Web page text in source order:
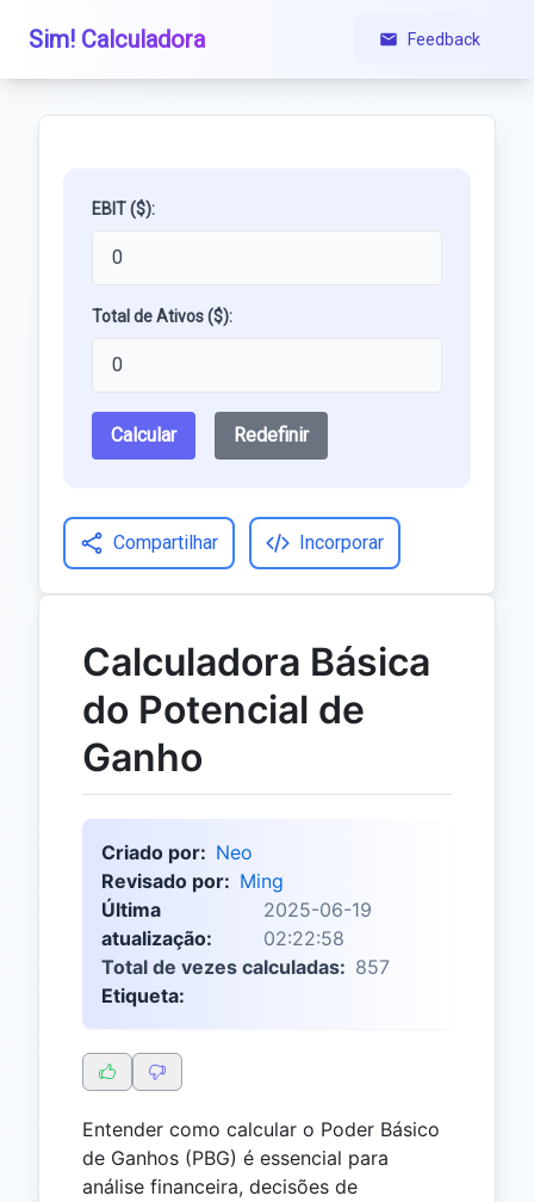
Sim! Calculadora Feedback
EBIT ($):
Total de Ativos ($):
Calcular Redefinir
Compartilhar Incorporar
Calculadora Básica
do Potencial de
Ganho
Criado por: Neo
Revisado por: Ming
Última
atualização:
2025-06-19
02:22:58
Total de vezes calculadas: 857
Etiqueta:
Entender como calcular o Poder Básico
de Ganhos (PBG) é essencial para
análise financeira, decisões de